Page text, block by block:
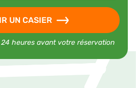
UN CASIER
heures avant votre réservation